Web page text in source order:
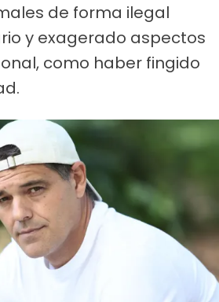
de forma ilegal
y exagerado aspectos
como haber fingido